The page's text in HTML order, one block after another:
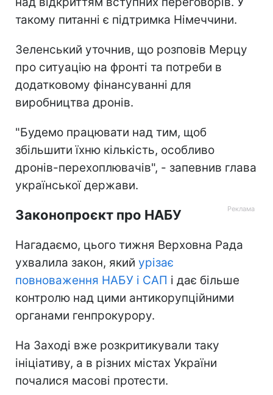
такому питанні є підтримка Німеччини.
Зеленський уточнив, що розповів Мерцу
про ситуацію на фронті та потреби в
додатковому фінансуванні для
виробництва дронів.
"Будемо працювати над тим, щоб
збільшити їхню кількість, особливо
дронів-перехоплювачів", - запевнив глава
української держави.
Законопроєкт про НАБУ
Нагадаємо, цього тижня Верховна Рада
ухвалила закон, який урізає
повноваження НАБУ і САП і дає більше
контролю над цими антикорупційними
органами генпрокурору.
На Заході вже розкритикували таку
ініціативу, а в різних містах України
почалися масові протести.